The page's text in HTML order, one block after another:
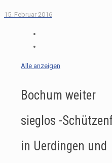
15. Februar 2016
Alle anzeigen
Bochum weiter
sieglos -
in Uerdingen und